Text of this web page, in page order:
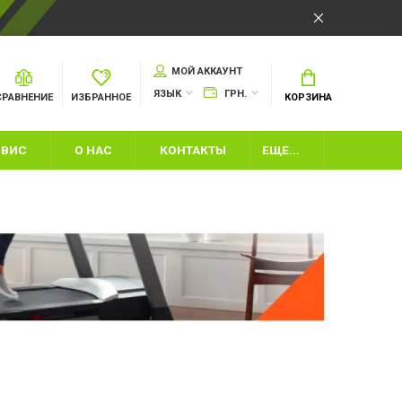
ИЗБРАННОЕ
МОЙ АККАУНТ
ЯЗЫК
ГРН. КОРЗИНА
О НАС КОНТАКТЫ ЕЩЕ...